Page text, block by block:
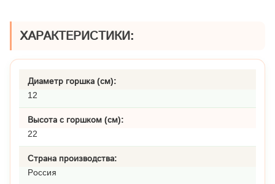
ХАРАКТЕРИСТИКИ:
Диаметр горшка (см):
12
Высота с горшком (см):
22
Страна производства:
Россия